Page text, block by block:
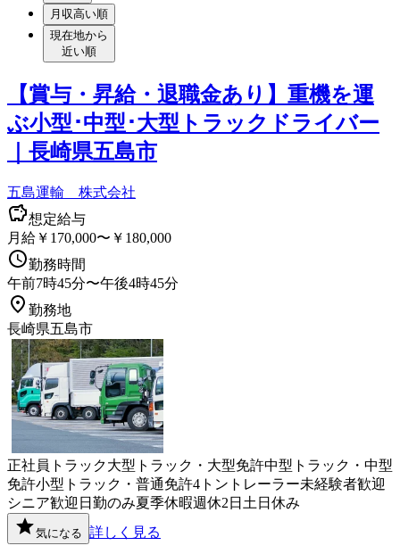
月収高い順
現在地から
近い順
【賞与・昇給・退職金あり】重機を運
ぶ小型･中型･大型トラックドライバー
｜長崎県五島市
五島運輸 株式会社
想定給与
月給￥170,000〜￥180,000
勤務時間
午前7時45分〜午後4時45分
勤務地
長崎県五島市
正社員 トラック大型トラック・大型免許中型トラック・中型
免許小型トラック・普通免許4トン トレーラー未経験者歓迎
シニア歓迎 日勤のみ夏季休暇週休2日 土日休み
気になる 詳しく見る